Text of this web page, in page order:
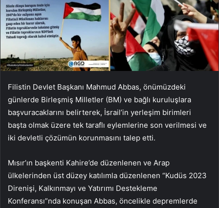
Filistin Devlet Başkanı Mahmud Abbas, önümüzdeki
günlerde Birleşmiş Milletler (BM) ve bağlı kuruluşlara
başvuracaklarını belirterek, İsrail’in yerleşim birimleri
başta olmak üzere tek taraflı eylemlerine son verilmesi ve
iki devletli çözümün korunmasını talep etti.
Mısır’ın başkenti Kahire’de düzenlenen ve Arap
ülkelerinden üst düzey katılımla düzenlenen “Kudüs 2023
Direnişi, Kalkınmayı ve Yatırımı Destekleme
Konferansı”nda konuşan Abbas, öncelikle depremlerde